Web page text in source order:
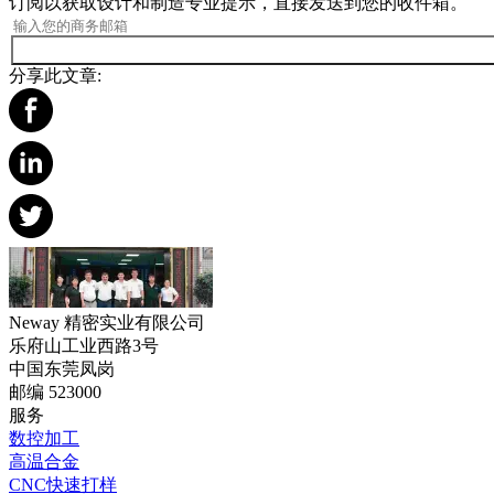
分享此文章:
Neway 精密实业有限公司
乐府山工业西路3号
中国东莞凤岗
邮编 523000
服务
数控加工
高温合金
CNC快速打样